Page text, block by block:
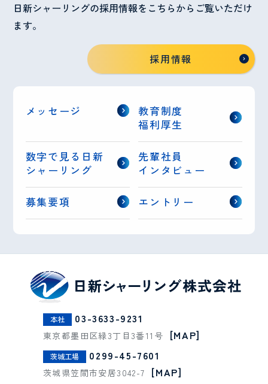
日新シャーリングの採用情報をこちらからご覧いただけ
ます。
採用情報
メッセージ
教育制度
福利厚生
数字で見る日新
シャーリング
先輩社員
インタビュー
募集要項 エントリー
本社 03-3633-9231
東京都墨田区緑3丁目3番11号 [MAP]
茨城工場 0299-45-7601
茨城県笠間市安居3042-7 [MAP]